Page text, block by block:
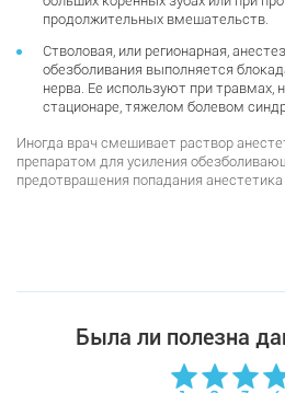
продолжительных вмешательств.
Стволовая, или регионарная,
обезболивания выполняется
нерва. Ее используют при травмах,
стационаре, тяжелом болевом
Иногда врач смешивает раствор
препаратом для усиления
предотвращения попадания
Была ли полезна